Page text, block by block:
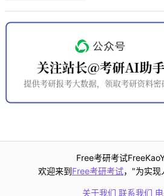
Free考研考试
欢迎来到Free考研考试，"为实现
关于我们 联系我们